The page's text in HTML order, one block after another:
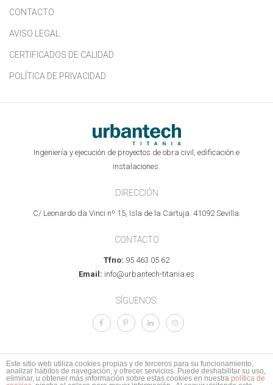
CONTACTO
AVISO LEGAL
CERTIFICADOS DE CALIDAD
POLÍTICA DE PRIVACIDAD
Ingeniería y ejecución de proyectos de obra civil, edificación e
instalaciones.
DIRECCIÓN
C/ Leonardo da Vinci nº 15, Isla de la Cartuja. 41092 Sevilla.
CONTACTO
Tfno: 95 463 05 62
Email: info@urbantech-titania.es
SÍGUENOS:
© 2017 Todos los derechos reservados.Aviso legalIPolítica de PrivacidadI
Este sitio web utiliza cookies propias y de terceros para su funcionamiento,
analizar hábitos de navegación, y ofrecer servicios. Puede deshabilitar su uso,
eliminar, u obtener más información sobre estas cookies en nuestra política de